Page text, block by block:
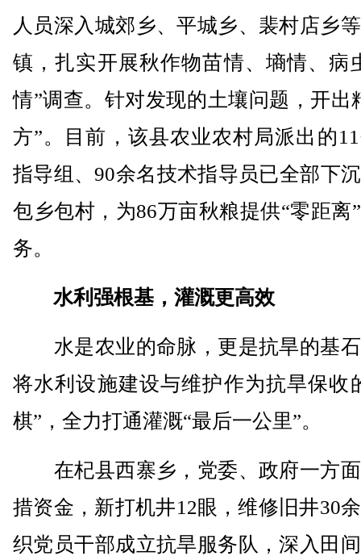
人员深入城郊乡、平城乡、裴村店乡
镇，扎实开展秋作物苗情、墒情、病
情”调查。针对发现的土壤问题，开出
方”。目前，该县农业农村局派出的
指导组、90余名技术指导员已全部下
包乡包村，为86万亩秋粮提供“零距离
务。
水利强根基，灌溉更高效
水是农业的命脉，更是抗旱的基
将水利设施建设与维护作为抗旱保收
棋”，全力打通灌溉“最后一公里”。
在杞县西寨乡，党委、政府一方
措资金，新打机井12眼，维修旧井30
织党员干部成立抗旱服务队，深入田